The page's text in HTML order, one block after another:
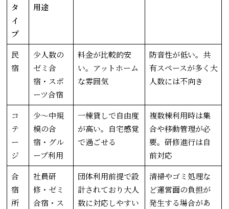
タ
イ
プ
用途
民
宿
少人数の
ゼミ合
宿・スポ
ーツ合宿
料金が比較的安
い。アットホーム
な雰囲気
防音性が低い。共
有スペースが多く大
人数には不向き
コ
テ
ー
ジ
少〜中規
模の合
宿・グル
ープ利用
一棟貸しで自由度
が高い。自宅感覚
で過ごせる
複数棟利用時は集
合や移動管理が必
要。研修進行は自
前対応
合
宿
所
社員研
修・ゼミ
合宿・ス
団体利用前提で設
計されており大人
数に対応しやすい
清掃やゴミ処理な
ど運営面の負担が
発生する場合があ